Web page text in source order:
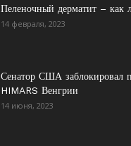
Пеленочный дерматит – как
14 февраля, 2023
Сенатор США заблокировал
HIMARS Венгрии
14 июня, 2023